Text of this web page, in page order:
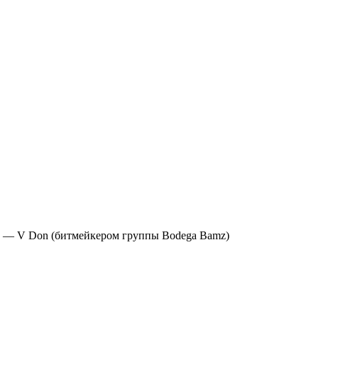
— V Don (битмейкером группы Bodega Bamz)